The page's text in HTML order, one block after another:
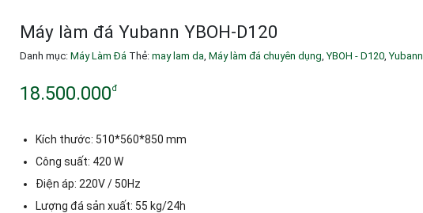
Máy làm đá Yubann YBOH-D120
Danh mục: Máy Làm Đá Thẻ: may lam da, Máy làm đá chuyên dụng,YBOH - D120,Yubann
18.500.000đ
Kích thước: 510*560*850 mm
Công suất: 420 W
Điện áp: 220V / 50Hz
Lượng đá sản xuất: 55 kg/24h